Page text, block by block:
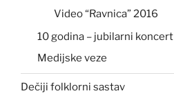
Video “Ravnica” 2016
10 godina – jubilarni koncert
Medijske veze
Dečiji folklorni sastav